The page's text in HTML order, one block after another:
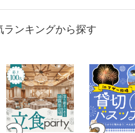
ランキングから探す